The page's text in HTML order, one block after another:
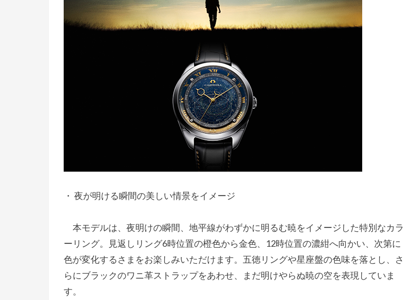
・ 夜が明ける瞬間の美しい情景をイメージ
本モデルは、夜明けの瞬間、地平線がわずかに明るむ暁をイメージした特別なカラ
ーリング。見返しリング6時位置の橙色から金色、12時位置の濃紺へ向かい、次第に
色が変化するさまをお楽しみいただけます。五徳リングや星座盤の色味を落とし、さ
らにブラックのワニ革ストラップをあわせ、まだ明けやらぬ暁の空を表現していま
す。